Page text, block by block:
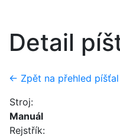
Detail
← Zpět na přehled píšťal
Stroj:
Manuál
Rejstřík: